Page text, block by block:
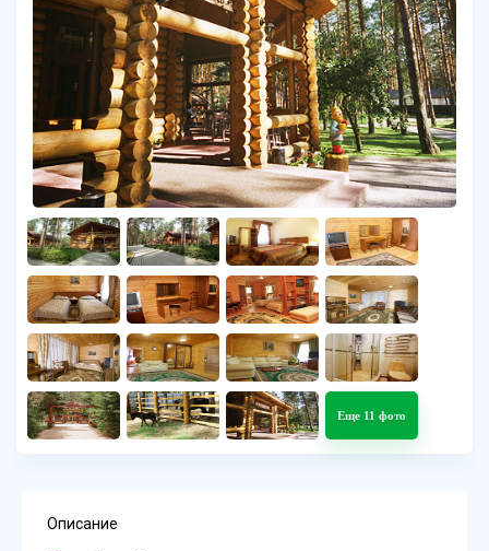
Еще 11 фото
Описание